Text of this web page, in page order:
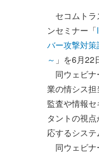
セコムトラ
ンセミナー「
バー攻撃対
～ 」を6月22
同ウェビナ
業の情シス
監査や情報
タントの視
応するシステ
同ウェビナ